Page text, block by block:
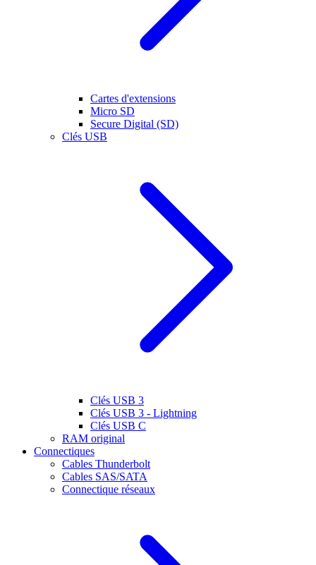
Cartes d'extensions
Micro SD
Secure Digital (SD)
Clés USB
Clés USB 3
Clés USB 3 - Lightning
Clés USB C
RAM original
Connectiques
Cables Thunderbolt
Cables SAS/SATA
Connectique réseaux